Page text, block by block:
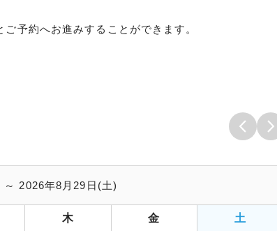
予約へお進みすることができます。
2026年8月29日(土)
木 金 土